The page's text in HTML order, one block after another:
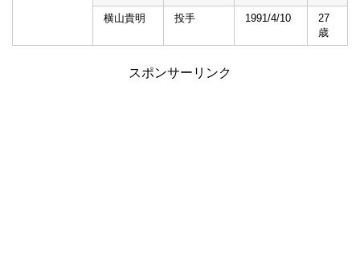
横山貴明 投手 1991/4/10
27
歳
スポンサーリンク